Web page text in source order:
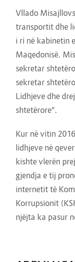
Vllado
transportit dhe
i ri në kabinetin
Maqedonisë.
sekretar
sekretar
Lidhjeve dhe
shtetërore”.
Kur në vitin
lidhjeve në
kishte vlerën
gjendja e tij
internetit të
Korrupsionit
njëjta ka pasur